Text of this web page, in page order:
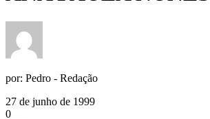
por: Pedro - Redação
27 de junho de 1999
0